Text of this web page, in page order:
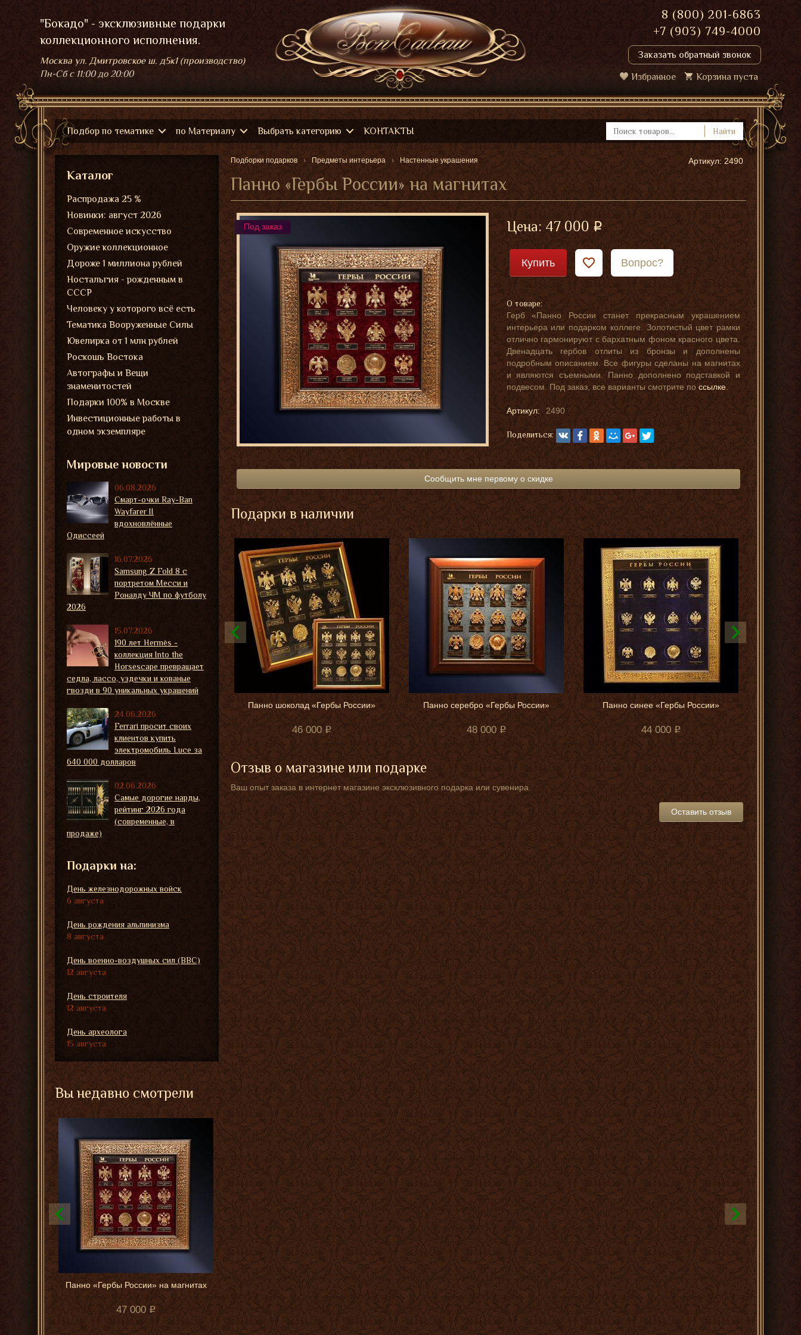
"Бокадо" - эксклюзивные подарки
коллекционного исполнения.
Москва ул. Дмитровское ш. д5к1 (производство)
Пн-Сбс 11:00 до 20:00
8 (800) 201-6863
+7 (903) 749-4000
Заказать обратный звонок
Избранное Корзина пуста
Подбор по тематике по Материалу Выбрать категорию КОНТАКТЫ Найти
Подборки подарков Предметы интерьера Настенные украшения
Панно «Гербы России» на магнитах
Артикул: 2490
Под заказ Цена:47 000
Купить Вопрос?
О товаре:
Герб «Панно России станет прекрасным украшением
интерьера или подарком коллеге. Золотистый цвет рамки
отлично гармонируют с бархатным фоном красного цвета.
Двенадцать гербов отлиты из бронзы и дополнены
подробным описанием. Все фигуры сделаны на магнитах
и являются съемными. Панно дополнено подставкой и
подвесом. Под заказ, все варианты смотрите поссылке.
Артикул: 2490
Поделиться:
Сообщить мне первому о скидке
Подарки в наличии
Панно шоколад «Гербы России»
46 000
Панно серебро «Гербы России»
48 000
Панно синее «Гербы России»
44 000
Отзыв о магазине или подарке
Ваш опыт заказа в интернет магазине эксклюзивного подарка или сувенира.
Оставить отзыв
Каталог
Распродажа 25 %
Новинки: август 2026
Современное искусство
Оружие коллекционное
Дороже 1 миллиона рублей
Ностальгия - рожденным в
СССР
Человеку у которого всё есть
Тематика Вооруженные Силы
Ювелирка от 1 млн рублей
Роскошь Востока
Автографы и Вещи
знаменитостей
Подарки 100% в Москве
Инвестиционные работы в
одном экземпляре
Мировые новости
06.08.2026
Смарт-очки Ray-Ban
Wayfarer II
вдохновлённые
Одиссеей
16.07.2026
Samsung Z Fold 8 с
портретом Месси и
Роналду ЧМ по футболу
2026
15.07.2026
190 лет Hermès -
коллекция Into the
Horsescape превращает
седла, лассо, уздечки и кованые
гвозди в 90 уникальных украшений
24.06.2026
Ferrari просит своих
клиентов купить
электромобиль Luce за
640 000 долларов
02.06.2026
Самые дорогие нарды,
рейтинг 2026 года
(современные, в
продаже)
Подарки на:
День железнодорожных войск
6 августа
День рождения альпинизма
8 августа
День военно-воздушных сил (ВВС)
12 августа
День строителя
12 августа
День археолога
15 августа
Вы недавно смотрели
Панно «Гербы России» на магнитах
47 000